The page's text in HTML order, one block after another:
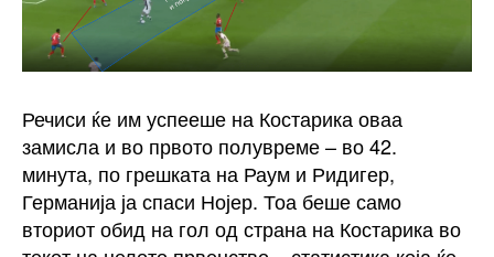
Речиси ќе им успееше на Костарика оваа
замисла и во првото полувреме – во 42.
минута, по грешката на Раум и Ридигер,
Германија ја спаси Нојер. Тоа беше само
вториот обид на гол од страна на Костарика во